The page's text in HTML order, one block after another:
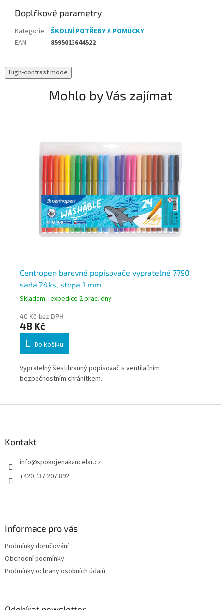
Doplňkové parametry
Kategorie: ŠKOLNÍ POTŘEBY A POMŮCKY
EAN: 8595013644522
High-contrast mode
Mohlo by Vás zajímat
Centropen barevné popisovače vypratelné 7790
sada 24ks, stopa 1 mm
Skladem - expedice 2 prac. dny
40 Kč bez DPH
48 Kč
Do košíku
Vypratelný šestihranný popisovač s ventilačním
bezpečnostním chránítkem.
Kontakt
info@spokojenakancelar.cz
+420 737 207 892
Informace pro vás
Podmínky doručování
Obchodní podmínky
Podmínky ochrany osobních údajů